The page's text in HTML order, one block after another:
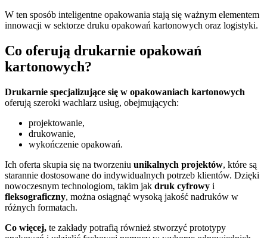
W ten sposób inteligentne opakowania stają się ważnym elementem
innowacji w sektorze druku opakowań kartonowych oraz logistyki.
Co oferują drukarnie opakowań
kartonowych?
Drukarnie specjalizujące się w opakowaniach kartonowych
oferują szeroki wachlarz usług, obejmujących:
projektowanie,
drukowanie,
wykończenie opakowań.
Ich oferta skupia się na tworzeniu unikalnych projektów, które są
starannie dostosowane do indywidualnych potrzeb klientów. Dzięki
nowoczesnym technologiom, takim jak druk cyfrowy i
fleksograficzny, można osiągnąć wysoką jakość nadruków w
różnych formatach.
Co więcej, te zakłady potrafią również stworzyć prototypy